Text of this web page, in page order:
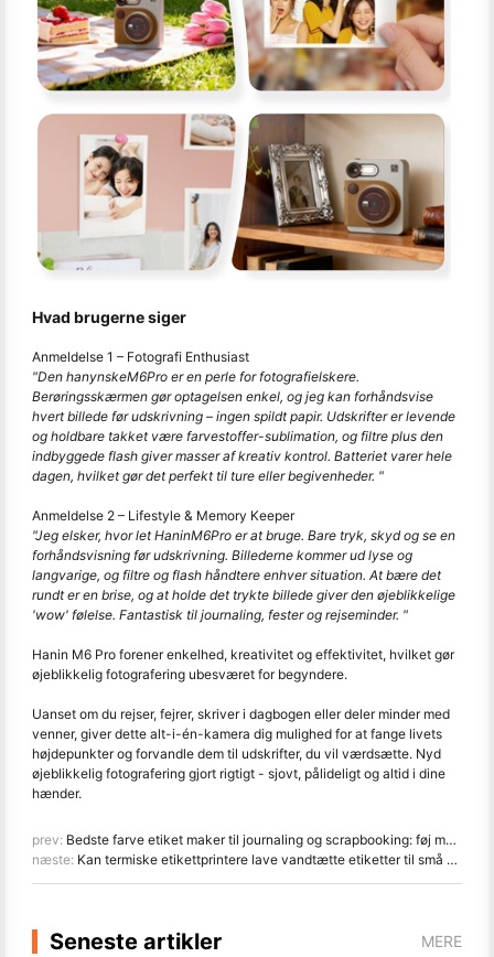
Hvad brugerne siger
Anmeldelse 1 – Fotografi Enthusiast
"Den hanynskeM6Pro er en perle for fotografielskere.
Berøringsskærmen gør optagelsen enkel, og jeg kan forhåndsvise
hvert billede før udskrivning – ingen spildt papir. Udskrifter er levende
og holdbare takket være farvestoffer-sublimation, og filtre plus den
indbyggede flash giver masser af kreativ kontrol. Batteriet varer hele
dagen, hvilket gør det perfekt til ture eller begivenheder. "
Anmeldelse 2 – Lifestyle & Memory Keeper
"Jeg elsker, hvor let HaninM6Pro er at bruge. Bare tryk, skyd og se en
forhåndsvisning før udskrivning. Billederne kommer ud lyse og
langvarige, og filtre og flash håndtere enhver situation. At bære det
rundt er en brise, og at holde det trykte billede giver den øjeblikkelige
'wow' følelse. Fantastisk til journaling, fester og rejseminder. "
Hanin M6 Pro forener enkelhed, kreativitet og effektivitet, hvilket gør
øjeblikkelig fotografering ubesværet for begyndere.
Uanset om du rejser, fejrer, skriver i dagbogen eller deler minder med
venner, giver dette alt-i-én-kamera dig mulighed for at fange livets
højdepunkter og forvandle dem til udskrifter, du vil værdsætte. Nyd
øjeblikkelig fotografering gjort rigtigt - sjovt, pålideligt og altid i dine
hænder.
prev: Bedste farve etiket maker til journaling og scrapbooking: føj mere farve til hver side
næste: Kan termiske etikettprintere lave vandtætte etiketter til små virksomhedsprodukter?
Seneste artikler MERE